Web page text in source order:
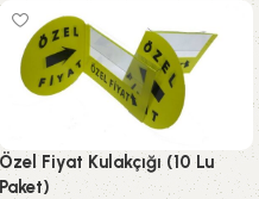
Özel Fiyat Kulakçığı (10 Lu
Paket)